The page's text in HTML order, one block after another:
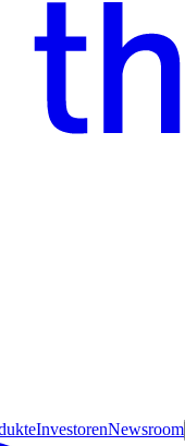
InvestorenNewsroom